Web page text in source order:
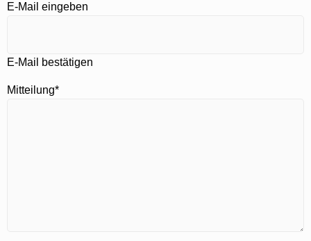
E-Mail eingeben
E-Mail bestätigen
Mitteilung*